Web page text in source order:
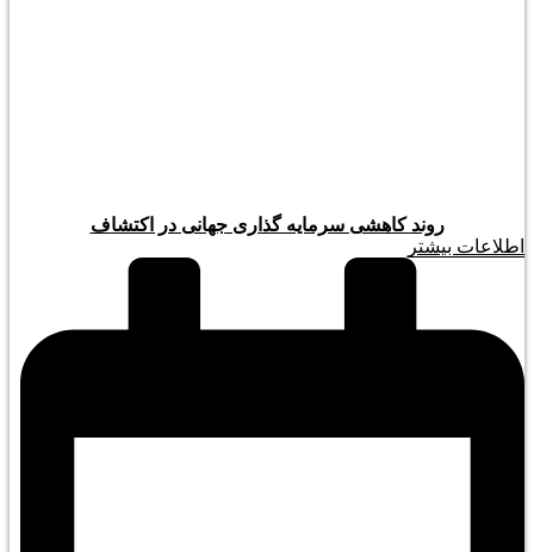
روند کاهشی سرمایه گذاری جهانی در اکتشاف
اطلاعات بیشتر